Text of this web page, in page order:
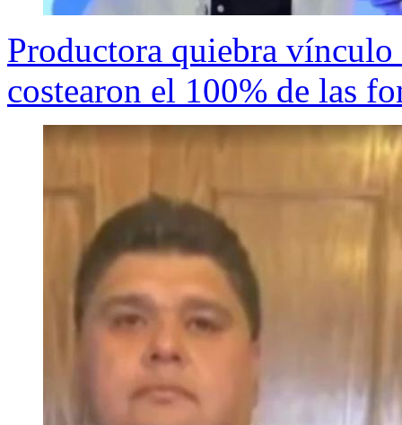
Productora quiebra
costearon el 100% de las